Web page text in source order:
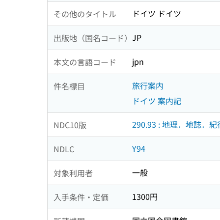
その他のタイトル ドイツ ドイツ
出版地（国名コード） JP
本文の言語コード jpn
件名標目
旅行案内
ドイツ 案内記
NDC10版 290.93 : 地理．地誌．紀
NDLC Y94
対象利用者 一般
入手条件・定価 1300円